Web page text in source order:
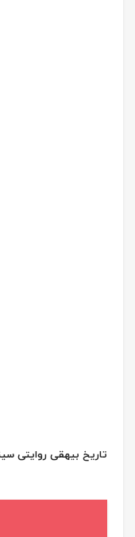
تاریخ بیهقی روایتی